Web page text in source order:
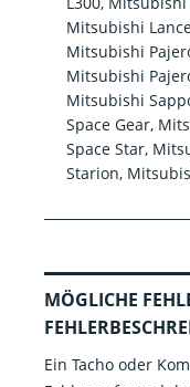
Mitsubishi
Mitsubishi
Mitsubishi
Mitsubishi
Space Gear,
Space Star,
Starion,
MÖGLICHE
Ein Tacho oder